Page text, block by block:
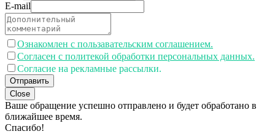
E-mail
Ознакомлен с пользавательским соглашением.
Согласен с политекой обработки персональных данных.
Согласие на рекламные рассылки.
Отправить
Close
Ваше обращение успешно отправлено и будет обработано в
ближайшее время.
Спасибо!